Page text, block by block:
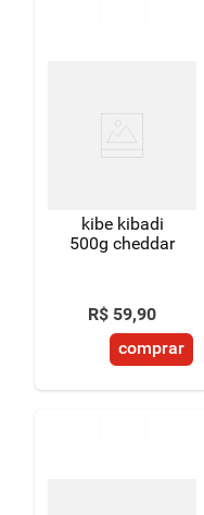
kibe kibadi
500g cheddar
R$ 59,90
comprar